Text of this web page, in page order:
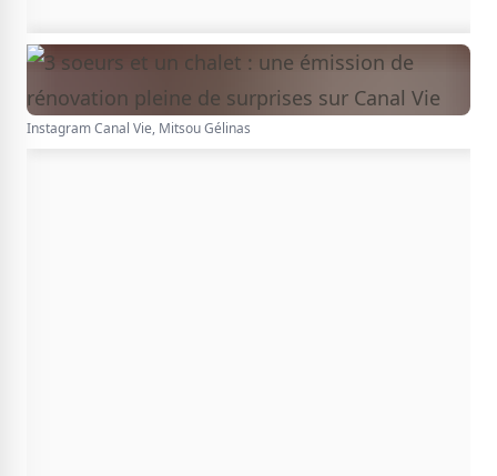
Instagram Canal Vie, Mitsou Gélinas